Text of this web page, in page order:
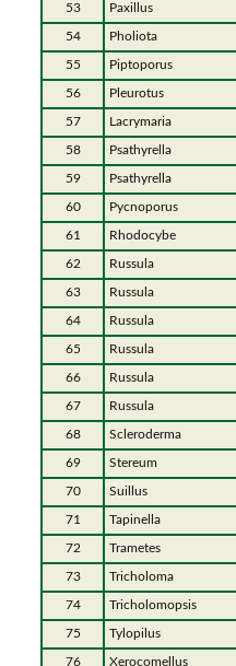
53 Paxillus
54 Pholiota
55 Piptoporus
56 Pleurotus
57 Lacrymaria
58 Psathyrella
59 Psathyrella
60 Pycnoporus
61 Rhodocybe
62 Russula
63 Russula
64 Russula
65 Russula
66 Russula
67 Russula
68 Scleroderma
69 Stereum
70 Suillus
71 Tapinella
72 Trametes
73 Tricholoma
74 Tricholomopsis
75 Tylopilus
76 Xerocomellus